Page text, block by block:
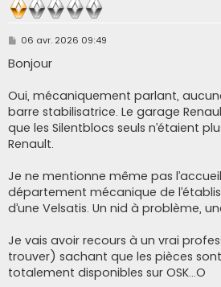
M
s
s
g
e
06 avr. 2026 09:49
Bonjour
Oui, mécaniquement parlant,
barre stabilisatrice. Le garage
que les Silentblocs seuls n’étaient
Renault.
Je ne mentionne même pas
département mécanique de
d’une Velsatis. Un nid à problème,
Je vais avoir recours à un vrai
trouver) sachant que les pièces
totalement disponibles sur OSK…O